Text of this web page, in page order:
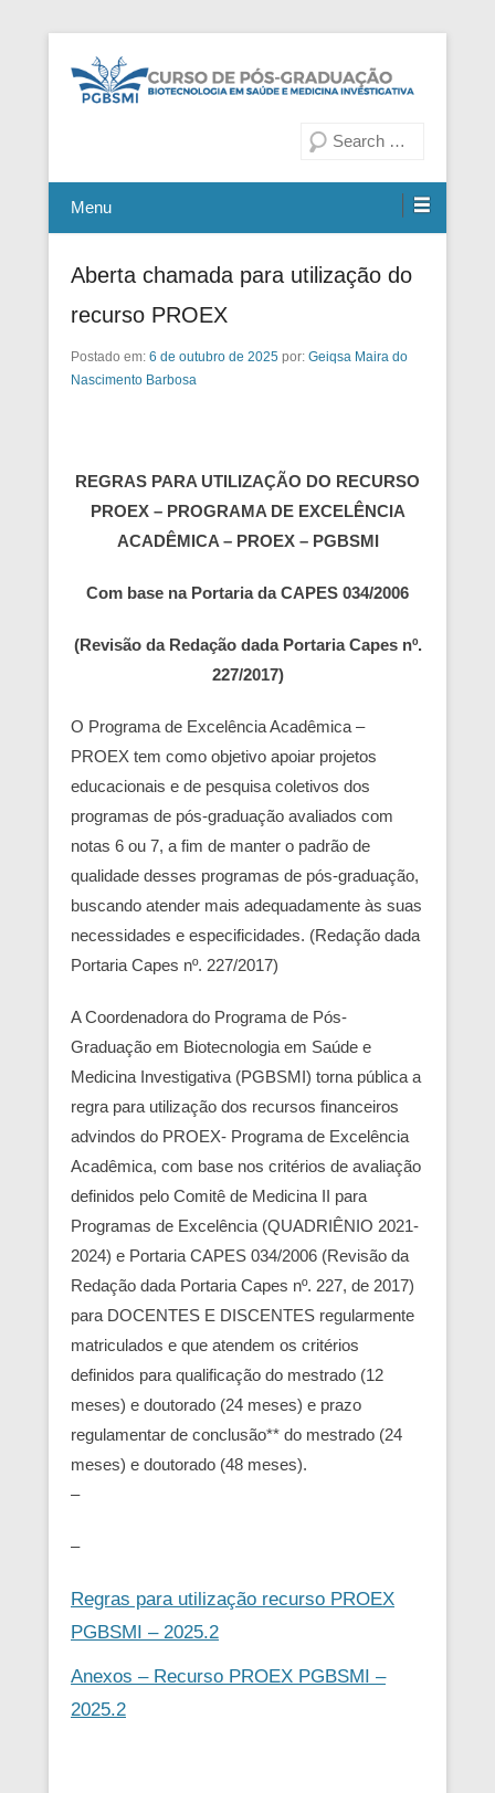
Curso de Pós-Graduação em
Medicina Investigativa
Menu
Aberta chamada para utilização do
recurso PROEX
Postado em: 6 de outubro de 2025 por: Geiqsa Maira do
Nascimento Barbosa
REGRAS PARA UTILIZAÇÃO DO RECURSO
PROEX – PROGRAMA DE EXCELÊNCIA
ACADÊMICA – PROEX – PGBSMI
Com base na Portaria da CAPES 034/2006
(Revisão da Redação dada Portaria Capes nº.
227/2017)
O Programa de Excelência Acadêmica –
PROEX tem como objetivo apoiar projetos
educacionais e de pesquisa coletivos dos
programas de pós-graduação avaliados com
notas 6 ou 7, a fim de manter o padrão de
qualidade desses programas de pós-graduação,
buscando atender mais adequadamente às suas
necessidades e especificidades. (Redação dada
Portaria Capes nº. 227/2017)
A Coordenadora do Programa de Pós-
Graduação em Biotecnologia em Saúde e
Medicina Investigativa (PGBSMI) torna pública a
regra para utilização dos recursos financeiros
advindos do PROEX- Programa de Excelência
Acadêmica, com base nos critérios de avaliação
definidos pelo Comitê de Medicina II para
Programas de Excelência (QUADRIÊNIO 2021-
2024) e Portaria CAPES 034/2006 (Revisão da
Redação dada Portaria Capes nº. 227, de 2017)
para DOCENTES E DISCENTES regularmente
matriculados e que atendem os critérios
definidos para qualificação do mestrado (12
meses) e doutorado (24 meses) e prazo
regulamentar de conclusão** do mestrado (24
meses) e doutorado (48 meses).
–
–
Regras para utilização recurso PROEX
PGBSMI – 2025.2
Anexos – Recurso PROEX PGBSMI –
2025.2